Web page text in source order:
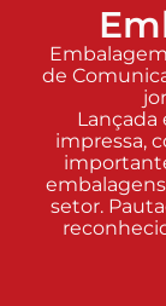
de
Lançada
impressa,
setor.